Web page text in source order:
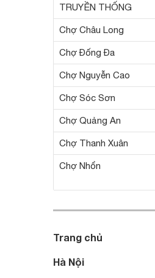
TRUYỀN THỐNG
Chợ Châu Long
Chợ Đống Đa
Chợ Nguyễn Cao
Chợ Sóc Sơn
Chợ Quảng An
Chợ Thanh Xuân
Chợ Nhổn
Trang chủ
Hà Nội